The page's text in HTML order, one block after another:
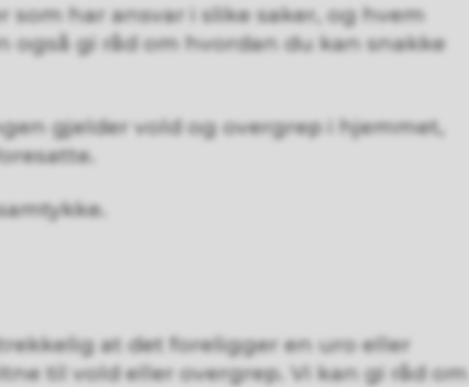
har ansvar i slike saker, og hvem
også gi råd om hvordan du kan snakke
gjelder vold og overgrep i hjemmet,
at det foreligger en uro eller
til vold eller overgrep. Vi kan gi råd om